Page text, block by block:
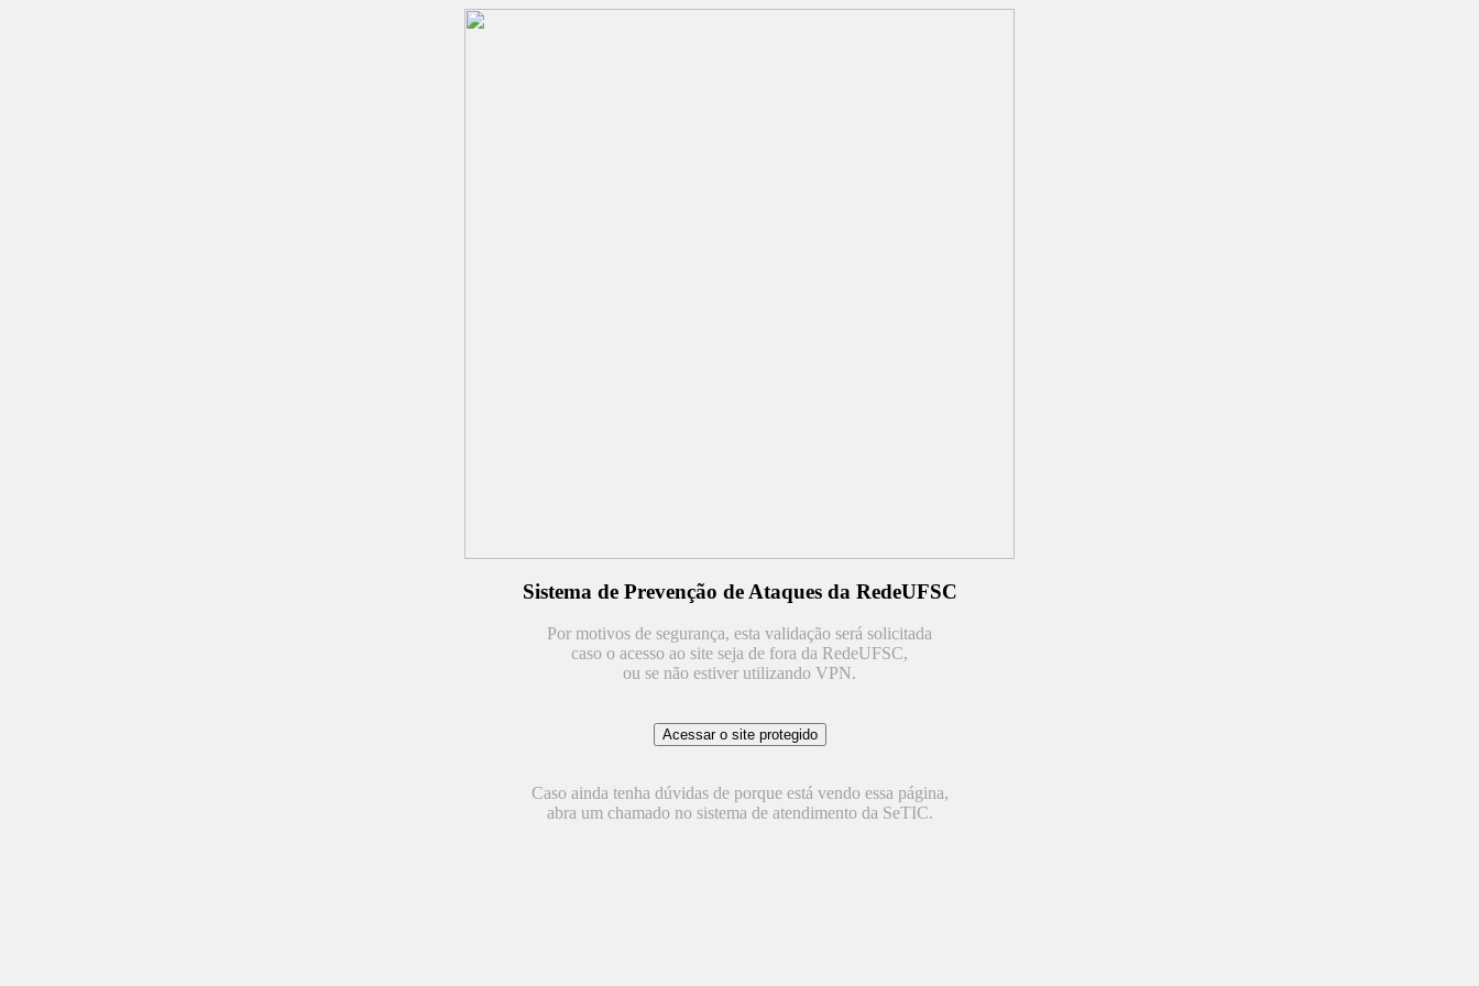
Sistema de Prevenção de Ataques da RedeUFSC
Por motivos de segurança, esta validação será solicitada
caso o acesso ao site seja de fora da RedeUFSC,
ou se não estiver utilizando VPN.
Caso ainda tenha dúvidas de porque está vendo essa página,
abra um chamado no sistema de atendimento da SeTIC.